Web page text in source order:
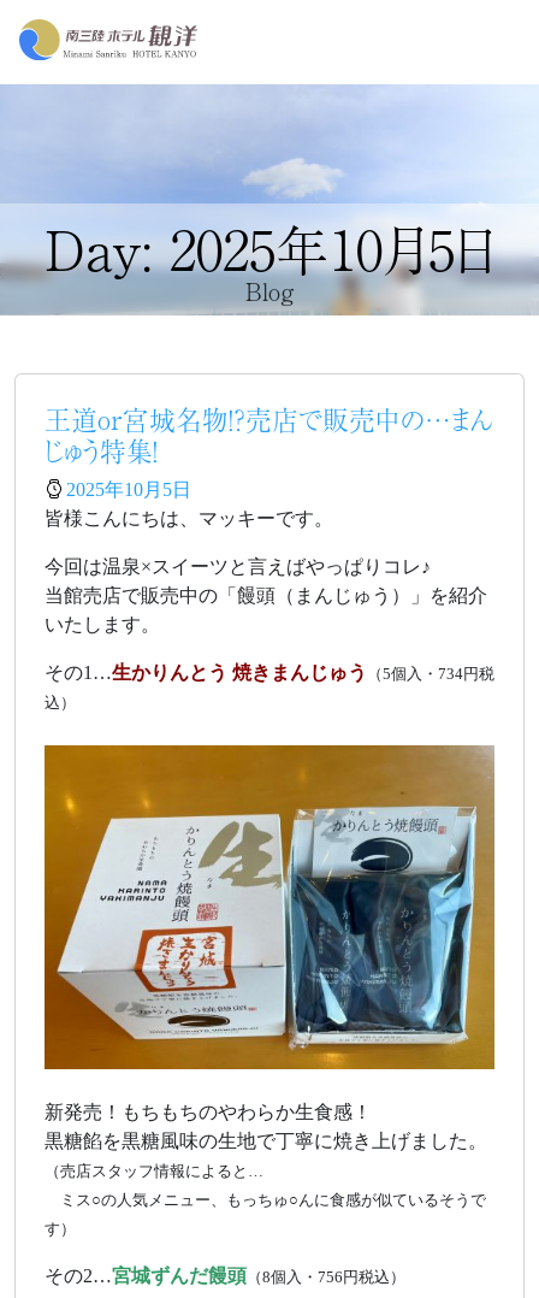
Day: 2025年10月5日
Blog
王道or宮城名物！？売店で販売中の…まん
じゅう特集！
2025年10月5日
皆様こんにちは、マッキーです。
今回は温泉×スイーツと言えばやっぱりコレ♪
当館売店で販売中の「饅頭（まんじゅう）」を紹介
いたします。
その1…生かりんとう 焼きまんじゅう
（5個入・734円税
込）
新発売！もちもちのやわらか生食感！
黒糖餡を黒糖風味の生地で丁寧に焼き上げました。
（売店スタッフ情報によると…
ミス○の人気メニュー、もっちゅ○んに食感が似ているそうで
す）
その2…宮城ずんだ饅頭 （8個入・756円税込）